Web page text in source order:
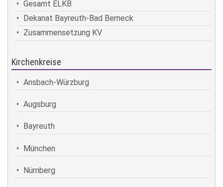
Gesamt ELKB
Dekanat Bayreuth-Bad Berneck
Zusammensetzung KV
Kirchenkreise
Ansbach-Würzburg
Augsburg
Bayreuth
München
Nürnberg